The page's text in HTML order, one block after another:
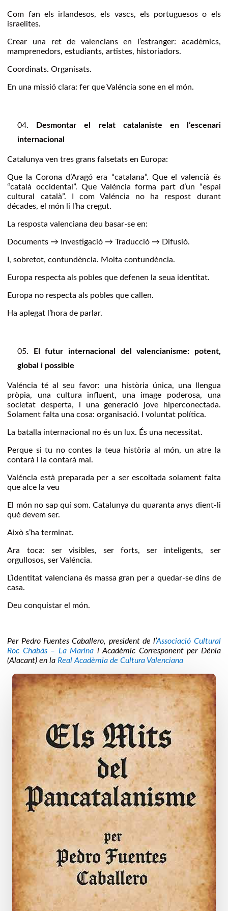
Com fan els irlandesos, els vascs, els portuguesos o els
israelites.
Crear una ret de valencians en l’estranger: acadèmics,
mamprenedors, estudiants, artistes, historiadors.
Coordinats. Organisats.
En una missió clara: fer que Valéncia sone en el món.
Desmontar el relat catalaniste en l’escenari
internacional
Catalunya ven tres grans falsetats en Europa:
Que la Corona d’Aragó era “catalana”. Que el valencià és
“català occidental”. Que Valéncia forma part d’un “espai
cultural català”. I com Valéncia no ha respost durant
décades, el món li l’ha cregut.
La resposta valenciana deu basar-se en:
Documents → Investigació → Traducció → Difusió.
I, sobretot, contundència. Molta contundència.
Europa respecta als pobles que defenen la seua identitat.
Europa no respecta als pobles que callen.
Ha aplegat l’hora de parlar.
El futur internacional del valencianisme: potent,
global i possible
Valéncia té al seu favor: una història única, una llengua
pròpia, una cultura influent, una image poderosa, una
societat desperta, i una generació jove hiperconectada.
Solament falta una cosa: organisació. I voluntat política.
La batalla internacional no és un lux. És una necessitat.
Perque si tu no contes la teua història al món, un atre la
contarà i la contarà mal.
Valéncia està preparada per a ser escoltada solament falta
que alce la veu
El món no sap quí som. Catalunya du quaranta anys dient-li
qué devem ser.
Això s’ha terminat.
Ara toca: ser visibles, ser forts, ser inteligents, ser
orgullosos, ser Valéncia.
L’identitat valenciana és massa gran per a quedar-se dins de
casa.
Deu conquistar el món.
Per Pedro Fuentes Caballero, president de l’Associació Cultural
Roc Chabàs – La Marina i Acadèmic Corresponent per Dénia
(Alacant) en la Real Acadèmia de Cultura Valenciana